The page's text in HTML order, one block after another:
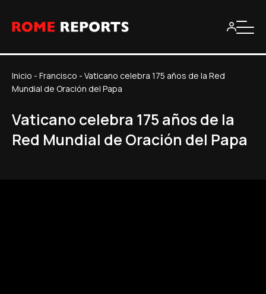
Inicio - Francisco - Vaticano celebra 175 años de la Red
Mundial de Oración del Papa
Vaticano celebra 175 años de la
Red Mundial de Oración del Papa